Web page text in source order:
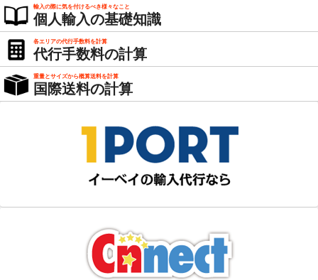
輸入の際に気を付けるべき様々なこと
個人輸入の基礎知識
各エリアの代行手数料を計算
代行手数料の計算
重量とサイズから概算送料を計算
国際送料の計算